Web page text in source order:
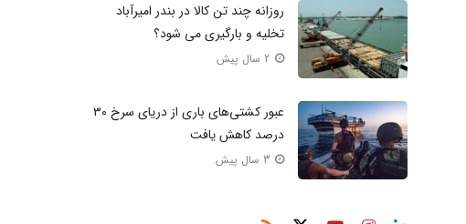
روزانه چند تن کالا در بندر امیرآباد
تخلیه و بارگیری می شود؟
2 سال پیش
عبور کشتی‌های باری از دریای سرخ ۳۰
درصد کاهش یافت
3 سال پیش